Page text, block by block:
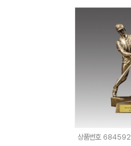
상품번호 684592